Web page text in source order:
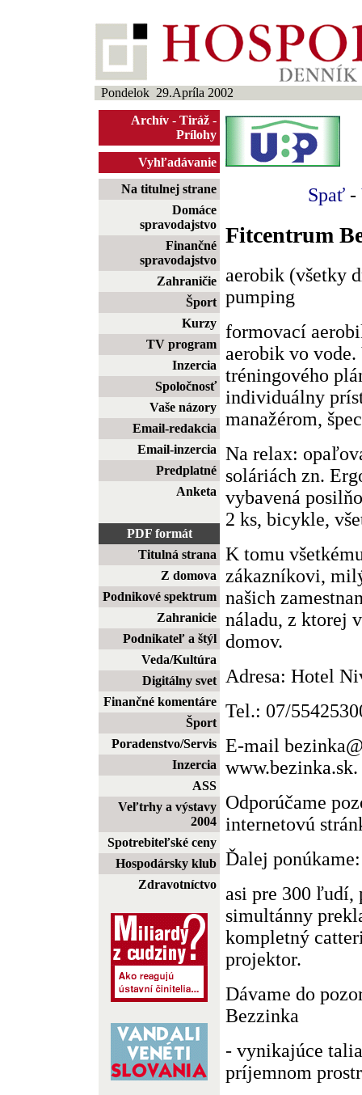
Pondelok 29.Apríla 2002
Archív - Tiráž -
Prílohy
Vyhľadávanie
Na titulnej strane
Domáce
spravodajstvo
Finančné
spravodajstvo
Zahraničie
Šport
Kurzy
TV program
Inzercia
Spoločnosť
Vaše názory
Email-redakcia
Email-inzercia
Predplatné
Anketa
PDF formát
Titulná strana
Z domova
Podnikové spektrum
Zahranicie
Podnikateľ a štýl
Veda/Kultúra
Digitálny svet
Finančné komentáre
Šport
Poradenstvo/Servis
Inzercia
ASS
Veľtrhy a výstavy
2004
Spotrebiteľské ceny
Hospodársky klub
Zdravotníctvo
Spať -
Fitcentrum
aerobik (všetky
pumping
formovací
aerobik vo
tréningového
individuálny
manažérom,
Na relax:
soláriách zn.
vybavená
2 ks, bicykle,
K tomu
zákazníkovi,
našich
náladu, z ktorej
domov.
Adresa: Hotel
Tel.: 07/
E-mail
www.bezinka.sk.
Odporúčame
internetovú
Ďalej
asi pre 300 ľudí,
simultánny
kompletný
projektor.
Dávame do
Bezzinka
- vynikajúce
príjemnom